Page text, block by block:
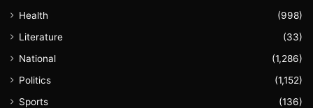
Health
(998)
Literature
(33)
National
(1,286)
Politics
(1,152)
Sports
(136)